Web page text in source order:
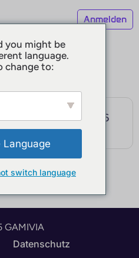
Anmelden
erst ab dem 17.6.2026
GAMIVIA
Datenschutz
you might be
language.
change to:
Language
switch language